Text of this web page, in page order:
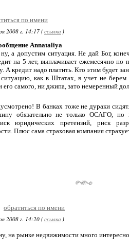
по имени
2008 г. 14:17 (ссылка )
Annataliya
а допустим ситуация. Не дай Бог,
на 5 лет, выплачивает ежемесячно по
А кредит надо платить. Кто этим будет
как в Штатах, в учет не
его самого, ни джипа, зато немеренный
В банках тоже не дураки
обязательно не только ОСАГО,
юридических претензий, риск
Плюс сама страховая компания
обратиться по имени
2008 г. 14:20 (ссылка )
на рынке недвижимости много